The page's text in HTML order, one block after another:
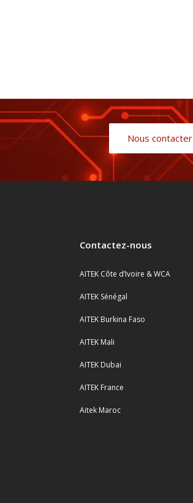
Nous contacter
Contactez-nous
AITEK Côte d’Ivoire & WCA
AITEK Sénégal
AITEK Burkina Faso
AITEK Mali
AITEK Dubai
AITEK France
Aitek Maroc